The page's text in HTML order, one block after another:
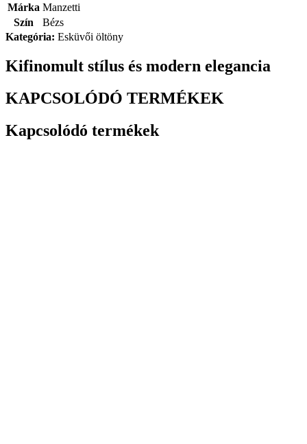
Márka Manzetti
Szín
Bézs
Kategória: Esküvői öltöny
Kifinomult stílus és modern elegancia
KAPCSOLÓDÓ TERMÉKEK
Kapcsolódó termékek